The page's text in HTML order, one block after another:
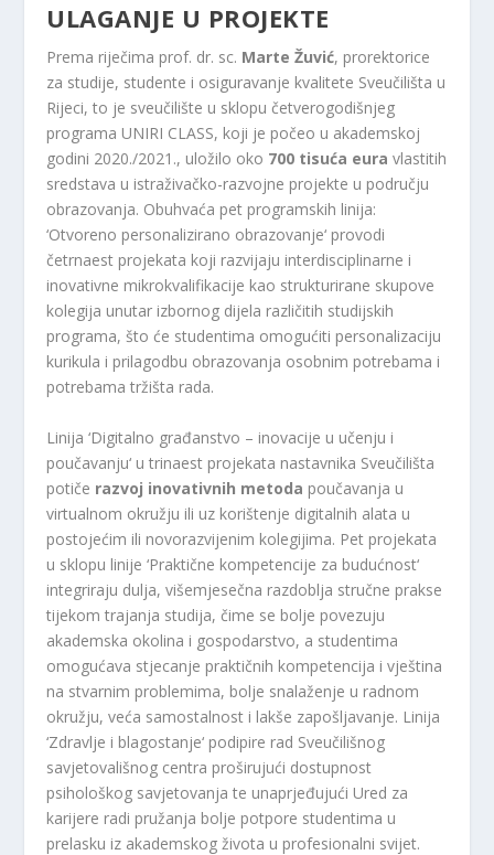
ULAGANJE U PROJEKTE
Prema riječima prof. dr. sc. Marte Žuvić, prorektorice
za studije, studente i osiguravanje kvalitete Sveučilišta u
Rijeci, to je sveučilište u sklopu četverogodišnjeg
programa UNIRI CLASS, koji je počeo u akademskoj
godini 2020./2021., uložilo oko 700 tisuća euravlastitih
sredstava u istraživačko-razvojne projekte u području
obrazovanja. Obuhvaća pet programskih linija:
‘Otvoreno personalizirano obrazovanje‘ provodi
četrnaest projekata koji razvijaju interdisciplinarne i
inovativne mikrokvalifikacije kao strukturirane skupove
kolegija unutar izbornog dijela različitih studijskih
programa, što će studentima omogućiti personalizaciju
kurikula i prilagodbu obrazovanja osobnim potrebama i
potrebama tržišta rada.
Linija ‘Digitalno građanstvo – inovacije u učenju i
poučavanju‘ u trinaest projekata nastavnika Sveučilišta
potiče razvoj inovativnih metoda poučavanja u
virtualnom okružju ili uz korištenje digitalnih alata u
postojećim ili novorazvijenim kolegijima. Pet projekata
u sklopu linije ‘Praktične kompetencije za budućnost‘
integriraju dulja, višemjesečna razdoblja stručne prakse
tijekom trajanja studija, čime se bolje povezuju
akademska okolina i gospodarstvo, a studentima
omogućava stjecanje praktičnih kompetencija i vještina
na stvarnim problemima, bolje snalaženje u radnom
okružju, veća samostalnost i lakše zapošljavanje. Linija
‘Zdravlje i blagostanje‘ podipire rad Sveučilišnog
savjetovališnog centra proširujući dostupnost
psihološkog savjetovanja te unaprjeđujući Ured za
karijere radi pružanja bolje potpore studentima u
prelasku iz akademskog života u profesionalni svijet.